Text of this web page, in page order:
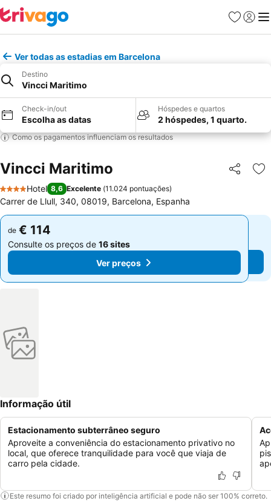
Favoritos
Iniciar
Ver todas as estadias em Barcelona
Destino
Vincci Maritimo
Check-in/out
Escolha as datas
Hóspedes e quartos
2 hóspedes, 1 quarto.
Como os pagamentos influenciam os resultados
Vincci Maritimo Partilhar
4 Estrelas
Hotel 8,6 Excelente (11.024 pontuações)
Carrer de Llull, 340, 08019, Barcelona, Espanha
de € 114
Consulte os preços de 16 sites
Ver preços
de € 114
Consulte os preços de 16 sites
Ver preços
Informação útil
Estacionamento subterrâneo seguro
Aproveite a conveniência do estacionamento privativo no
local, que oferece tranquilidade para você que viaja de
carro pela cidade.
Este resumo foi criado por inteligência artificial e pode não ser 100% correto.